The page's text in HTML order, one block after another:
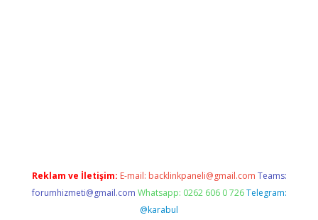
Reklam ve İletişim: E-mail: backlinkpaneli@gmail.com Teams:
forumhizmeti@gmail.com Whatsapp: 0262 606 0 726 Telegram:
@karabul